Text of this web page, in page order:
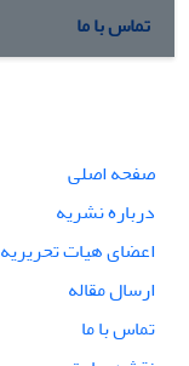
تماس با ما
صفحه اصلی
درباره نشریه
اعضای هیات تحریریه
ارسال مقاله
تماس با ما